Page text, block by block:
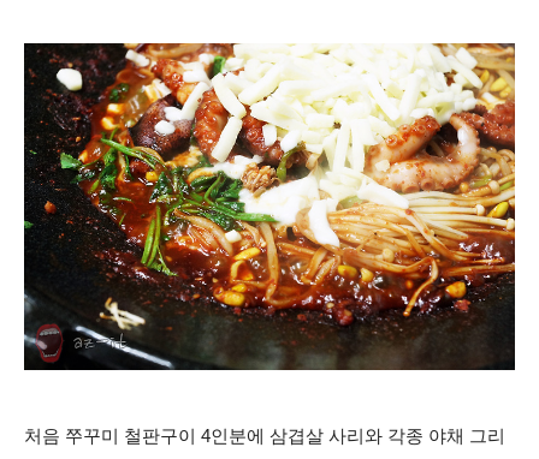
처음 쭈꾸미 철판구이 4인분에 삼겹살 사리와 각종 야채 그리